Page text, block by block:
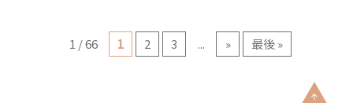
1 / 66 1 2 3 ... » 最後 »